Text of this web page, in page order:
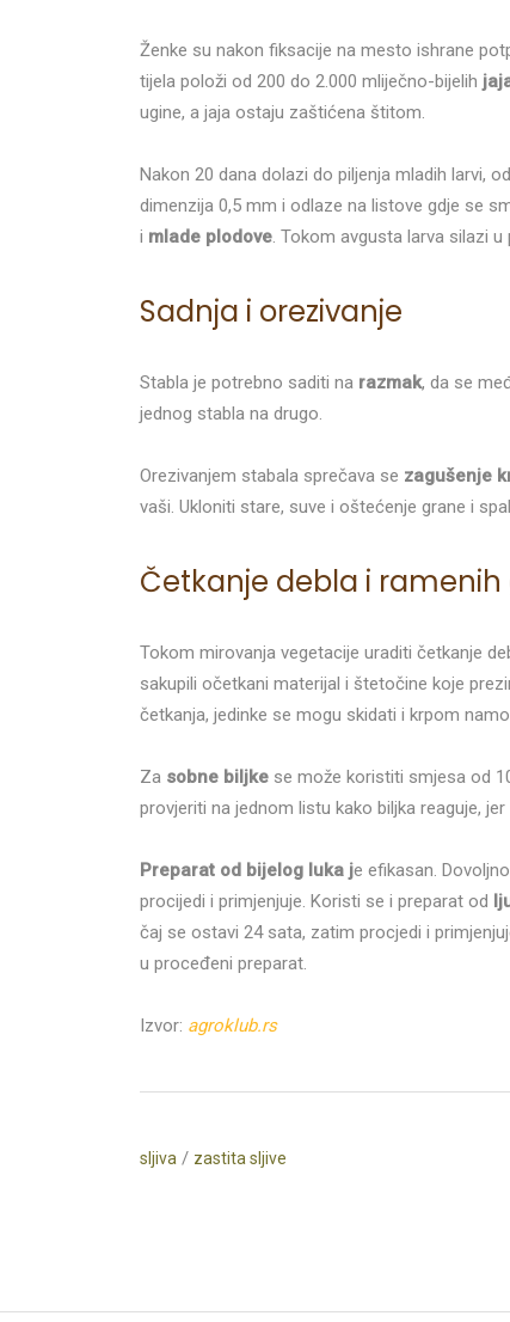
Ženke su nakon fiksacije na mesto ishrane
tijela položi od 200 do 2.000 mliječno-bijelih
ugine, a jaja ostaju zaštićena štitom.
Nakon 20 dana dolazi do piljenja mladih larvi,
dimenzija 0,5 mm i odlaze na listove gdje se
i mlade plodove. Tokom avgusta larva silazi
Sadnja i orezivanje
Stabla je potrebno saditi na razmak, da se
jednog stabla na drugo.
Orezivanjem stabala sprečava se zagušenje
vaši. Ukloniti stare, suve i oštećenje grane i
Četkanje debla i
Tokom mirovanja vegetacije uraditi četkanje
sakupili očetkani materijal i štetočine koje
četkanja, jedinke se mogu skidati i krpom
Za sobne biljke se može koristiti smjesa od
provjeriti na jednom listu kako biljka reaguje,
Preparat od bijelog luka je efikasan.
procijedi i primjenjuje. Koristi se i preparat od
čaj se ostavi 24 sata, zatim procjedi i
u proceđeni preparat.
Izvor: agroklub.rs
sljiva / zastita sljive